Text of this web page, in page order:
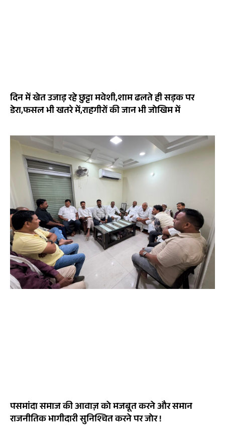
दिन में खेत उजाड़ रहे छुट्टा मवेशी,शाम ढलते ही सड़क पर
डेरा,फसल भी खतरे में,राहगीरों की जान भी जोखिम में
पसमांदा समाज की आवाज़ को मजबूत करने और समान
राजनीतिक भागीदारी सुनिश्चित करने पर जोर !